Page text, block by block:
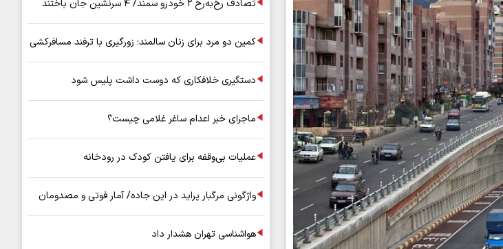
تصادف رخ‌به‌رخ ۲ خودرو سمند/ ۴ سرنشین جان باختند
کمین دو مرد برای زنان سالمند؛ زورگیری با ترفند مسافرکشی
دستگیری خلافکاری که دوست داشت پلیس شود
ماجرای خبر اعدام ساغر غلامی چیست؟
عملیات بی‌وقفه برای یافتن کودک در رودخانه
واژگونی مرگبار پراید در این جاده/ آمار فوتی و مصدومان
هواشناسی تهران هشدار داد